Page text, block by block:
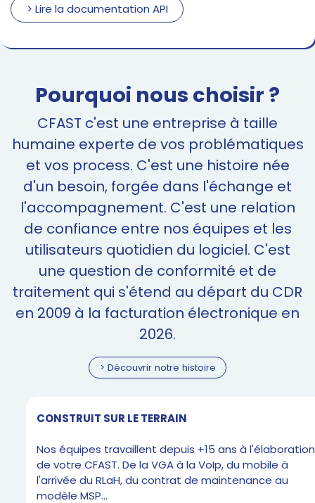
> Lire la documentation API
Pourquoi nous choisir ?
CFAST c'est une entreprise à taille
humaine experte de vos problématiques
et vos process. C'est une histoire née
d'un besoin, forgée dans l'échange et
l'accompagnement. C'est une relation
de confiance entre nos équipes et les
utilisateurs quotidien du logiciel. C'est
une question de conformité et de
traitement qui s'étend au départ du CDR
en 2009 à la facturation électronique en
2026.
> Découvrir notre histoire
CONSTRUIT SUR LE TERRAIN
Nos équipes travaillent depuis +15 ans à l'élaboration
de votre CFAST. De la VGA à la VoIp, du mobile à
l'arrivée du RLaH, du contrat de maintenance au
modèle MSP...